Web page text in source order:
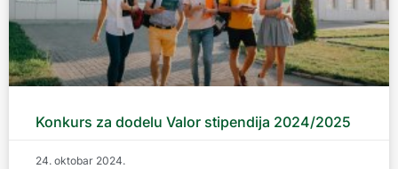
Konkurs za dodelu Valor stipendija 2024/2025
24. oktobar 2024.